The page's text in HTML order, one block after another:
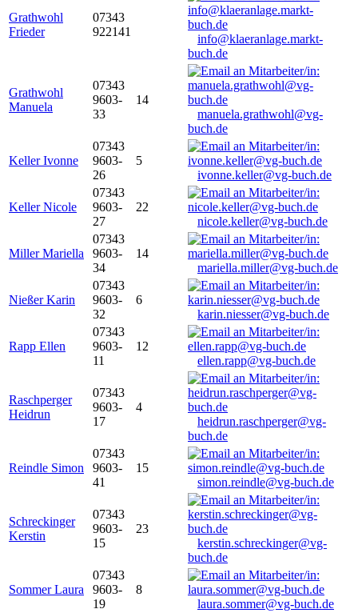
Grathwohl
Frieder
07343
922141
info@klaeranlage.markt-
buch.de
Grathwohl
Manuela
07343
9603-
33
14
manuela.grathwohl@vg-
buch.de
Keller Ivonne
07343
9603-
26
5
ivonne.keller@vg-buch.de
Keller Nicole
07343
9603-
27
22
nicole.keller@vg-buch.de
Miller Mariella
07343
9603-
34
14
mariella.miller@vg-buch.de
Nießer Karin
07343
9603-
32
6
karin.niesser@vg-buch.de
Rapp Ellen
07343
9603-
11
12
ellen.rapp@vg-buch.de
Raschperger
Heidrun
07343
9603-
17
4
heidrun.raschperger@vg-
buch.de
Reindle Simon
07343
9603-
41
15
simon.reindle@vg-buch.de
Schreckinger
Kerstin
07343
9603-
15
23
kerstin.schreckinger@vg-
buch.de
Sommer Laura
07343
9603-
19
8
laura.sommer@vg-buch.de